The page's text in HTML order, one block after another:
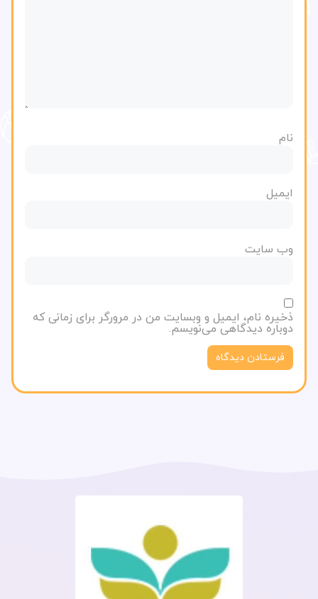
نام
ایمیل
وب‌ سایت
ذخیره نام، ایمیل و وبسایت من در مرورگر برای زمانی که
دوباره دیدگاهی می‌نویسم.